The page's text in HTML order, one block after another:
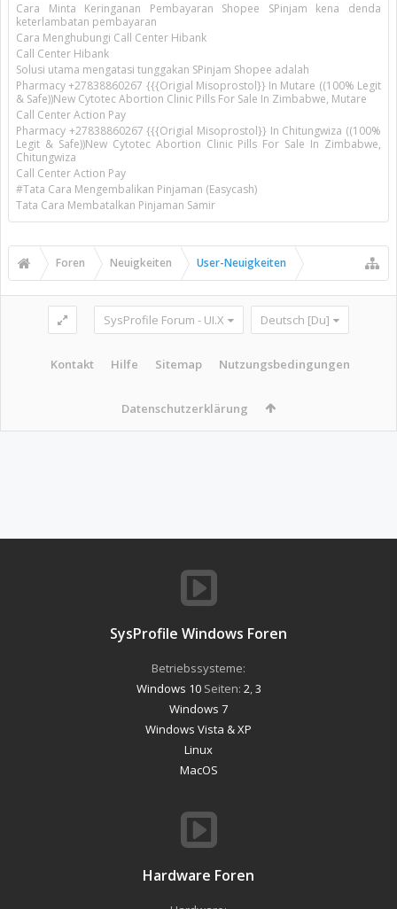
Cara Minta Keringanan Pembayaran Shopee SPinjam kena denda
keterlambatan pembayaran
Cara Menghubungi Call Center Hibank
Call Center Hibank
Solusi utama mengatasi tunggakan SPinjam Shopee adalah
Pharmacy +27838860267 {{{Origial Misoprostol}} In Mutare ((100% Legit
& Safe))New Cytotec Abortion Clinic Pills For Sale In Zimbabwe, Mutare
Call Center Action Pay
Pharmacy +27838860267 {{{Origial Misoprostol}} In Chitungwiza ((100%
Legit & Safe))New Cytotec Abortion Clinic Pills For Sale In Zimbabwe,
Chitungwiza
Call Center Action Pay
#Tata Cara Mengembalikan Pinjaman (Easycash)
Tata Cara Membatalkan Pinjaman Samir
Foren Neuigkeiten User-Neuigkeiten
SysProfile Forum - UI.X Deutsch [Du]
Kontakt Hilfe Sitemap Nutzungsbedingungen
Datenschutzerklärung
SysProfile Windows Foren
Betriebssysteme:
Windows 10Seiten: 2 3
Windows 7
Windows Vista & XP
Linux
MacOS
Hardware Foren